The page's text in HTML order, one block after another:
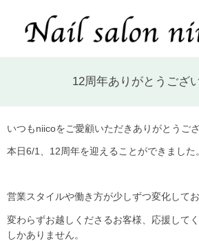
12周年ありがとうござ
いつもniicoをご愛顧いただきありがとうござ
本日6/1、12周年を迎えることができました。
営業スタイルや働き方が少しずつ変化して
変わらずお越しくださるお客様、応援して
しかありません。